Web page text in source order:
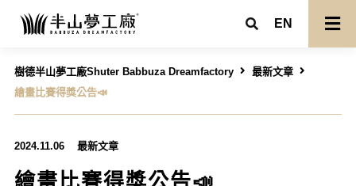
EN
樹德半山夢工廠Shuter Babbuza Dreamfactory
最新文章
繪畫比賽得獎公告📣
2024.11.06 最新文章
繪畫比賽得獎公告📣